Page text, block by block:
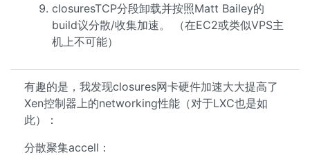
closuresTCP分段卸载并按照Matt Bailey的
build议分散/收集加速。 （在EC2或类似VPS主
机上不可能）
有趣的是，我发现closures网卡硬件加速大大提高了
Xen控制器上的networking性能（对于LXC也是如
此）：
分散聚集accell：